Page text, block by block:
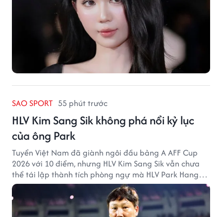
SAO SPORT 55 phút trước
HLV Kim Sang Sik không phá nổi kỷ lục
của ông Park
Tuyển Việt Nam đã giành ngôi đầu bảng A AFF Cup
2026 với 10 điểm, nhưng HLV Kim Sang Sik vẫn chưa
thể tái lập thành tích phòng ngự mà HLV Park Hang
Seo từng tạo ra.